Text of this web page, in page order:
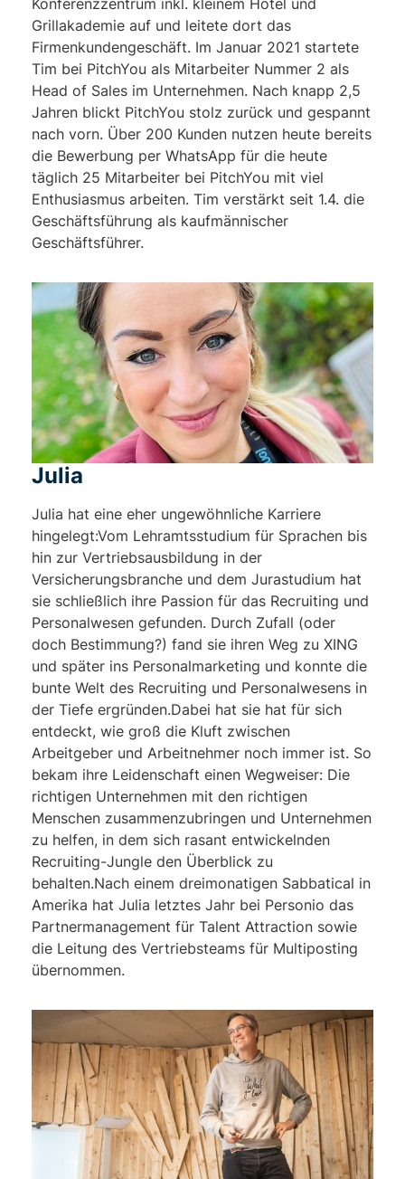
Grillakademie auf und leitete dort das
Firmenkundengeschäft. Im Januar 2021 startete
Tim bei PitchYou als Mitarbeiter Nummer 2 als
Head of Sales im Unternehmen. Nach knapp 2,5
Jahren blickt PitchYou stolz zurück und gespannt
nach vorn. Über 200 Kunden nutzen heute bereits
die Bewerbung per WhatsApp für die heute
täglich 25 Mitarbeiter bei PitchYou mit viel
Enthusiasmus arbeiten. Tim verstärkt seit 1.4. die
Geschäftsführung als kaufmännischer
Geschäftsführer.
Julia
Julia hat eine eher ungewöhnliche Karriere
hingelegt:Vom Lehramtsstudium für Sprachen bis
hin zur Vertriebsausbildung in der
Versicherungsbranche und dem Jurastudium hat
sie schließlich ihre Passion für das Recruiting und
Personalwesen gefunden. Durch Zufall (oder
doch Bestimmung?) fand sie ihren Weg zu XING
und später ins Personalmarketing und konnte die
bunte Welt des Recruiting und Personalwesens in
der Tiefe ergründen.Dabei hat sie hat für sich
entdeckt, wie groß die Kluft zwischen
Arbeitgeber und Arbeitnehmer noch immer ist. So
bekam ihre Leidenschaft einen Wegweiser: Die
richtigen Unternehmen mit den richtigen
Menschen zusammenzubringen und Unternehmen
zu helfen, in dem sich rasant entwickelnden
Recruiting-Jungle den Überblick zu
behalten.Nach einem dreimonatigen Sabbatical in
Amerika hat Julia letztes Jahr bei Personio das
Partnermanagement für Talent Attraction sowie
die Leitung des Vertriebsteams für Multiposting
übernommen.